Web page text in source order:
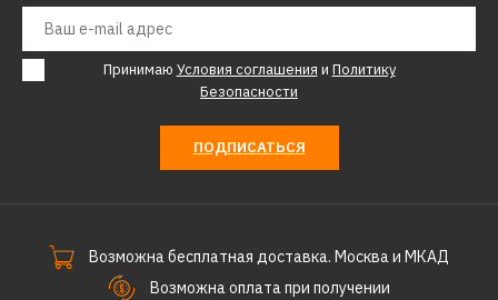
Принимаю Условия соглашения и Политику
Безопасности
ПОДПИСАТЬСЯ
Возможна бесплатная доставка. Москва и МКАД
Возможна оплата при получении